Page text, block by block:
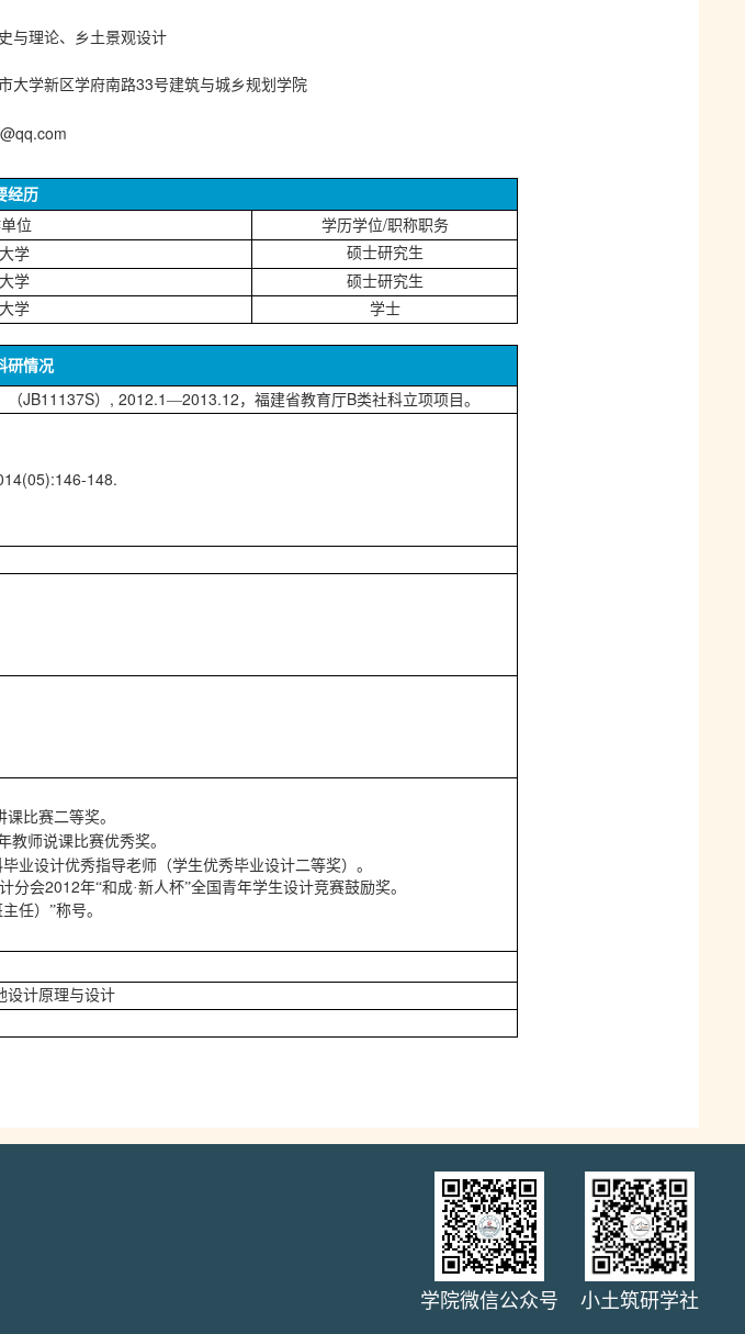
与理论、乡土景观设计
大学新区学府南路33号建筑与城乡规划学院
经历
位 学历学位/职称职务
学 硕士研究生
学 硕士研究生
学 学士
研情况
（JB11137S） , 2012.1 —2013.12 ，福建省教育厅B类社科立项项目。
148.
比赛二等奖。
教师说课比赛优秀奖。
毕业设计优秀指导老师（学生优秀毕业设计二等奖）。
分会2012年“和成·新人杯”全国青年学生设计竞赛鼓励奖。
任）”称号。
设计原理与设计
学院微信公众号 小土筑研学社